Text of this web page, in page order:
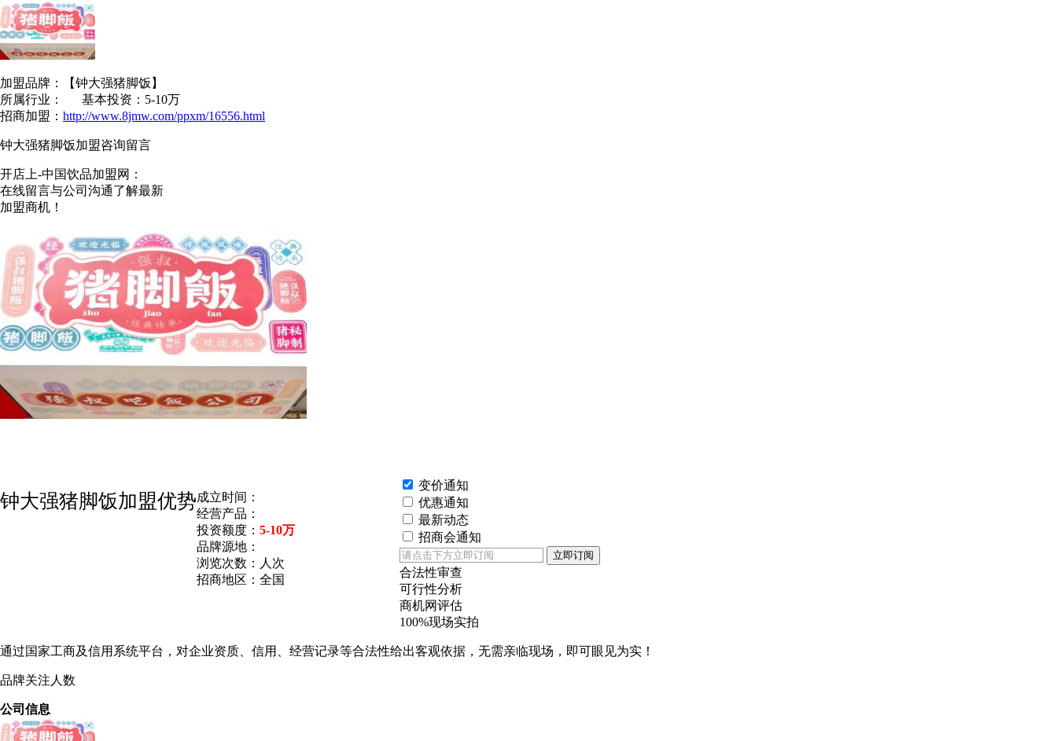
加盟品牌：【钟大强猪脚饭 】
所属行业： 基本投资：5-10万
招商加盟： http://www.8jmw.com/ppxm/16556.html
钟大强猪脚饭加盟咨询留言
开店上-中国饮品加盟网：
在线留言与公司沟通了解最新
加盟商机！
钟大强猪脚饭加盟优势成立时间：
经营产品：
投资额度： 5-10万
品牌源地：
浏览次数： 人次
招商地区： 全国
变价通知
优惠通知
最新动态
招商会通知
立即订阅
合法性审查
可行性分析
商机网评估
100%现场实拍
通过国家工商及信用系统平台，对企业资质、信用、经营记录等合法性给出客观依据，无需亲临现场，即可眼见为实！
品牌关注人数
公司信息